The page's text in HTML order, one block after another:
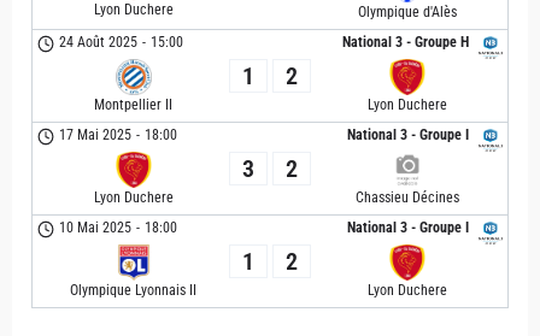
Lyon Duchere
Olympique d'Alès
National 3 - Groupe H
24 Août 2025 - 15:00
Montpellier II
1 2
Lyon Duchere
National 3 - Groupe I
17 Mai 2025 - 18:00
Lyon Duchere
3 2
Chassieu Décines
National 3 - Groupe I
10 Mai 2025 - 18:00
Olympique Lyonnais II
1 2
Lyon Duchere